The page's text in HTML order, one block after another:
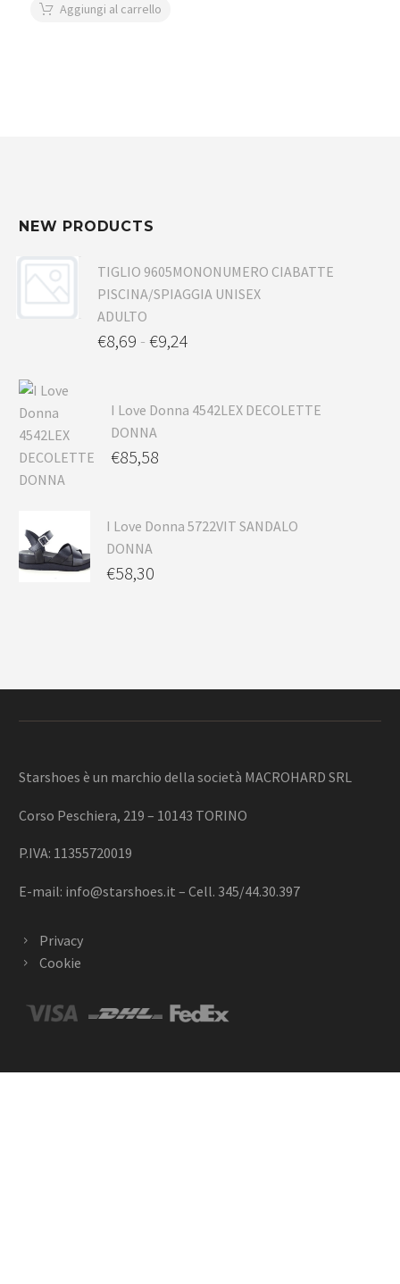
Aggiungi al carrello
NEW PRODUCTS
TIGLIO 9605MONONUMERO CIABATTE
PISCINA/SPIAGGIA UNISEX
ADULTO
€8,69 - €9,24
I Love Donna 4542LEX DECOLETTE
DONNA
€85,58
I Love Donna 5722VIT SANDALO
DONNA
€58,30
Starshoes è un marchio della società MACROHARD SRL
Corso Peschiera, 219 – 10143 TORINO
P.IVA: 11355720019
E-mail: info@starshoes.it – Cell. 345/44.30.397
Privacy
Cookie